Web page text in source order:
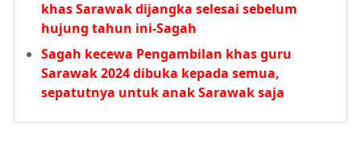
khas Sarawak dijangka selesai sebelum
hujung tahun ini-Sagah
Sagah kecewa Pengambilan khas guru
Sarawak 2024 dibuka kepada semua,
sepatutnya untuk anak Sarawak saja